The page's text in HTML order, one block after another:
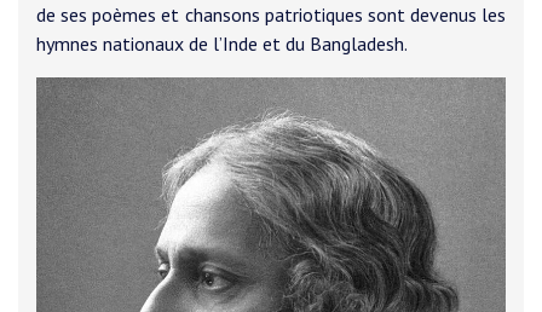
de ses poèmes et chansons patriotiques sont devenus les
hymnes nationaux de l’Inde et du Bangladesh.